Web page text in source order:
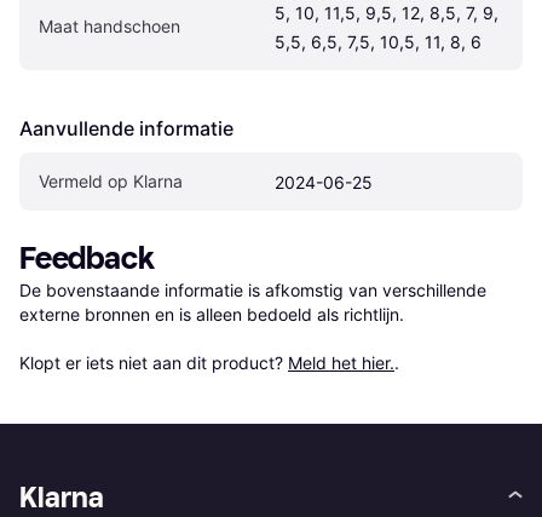
Maat handschoen
5, 10, 11,5, 9,5, 12, 8,5, 7, 9,
5,5, 6,5, 7,5, 10,5, 11, 8, 6
Aanvullende informatie
Vermeld op Klarna 2024-06-25
Feedback
De bovenstaande informatie is afkomstig van verschillende
externe bronnen en is alleen bedoeld als richtlijn.
Klopt er iets niet aan dit product? Meld het hier..
Klarna